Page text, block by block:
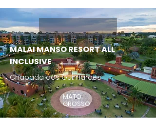
MALAI MANSO RESORT ALL
INCLUSIVE
Chapada dos Guimarães
MATO
GROSSO